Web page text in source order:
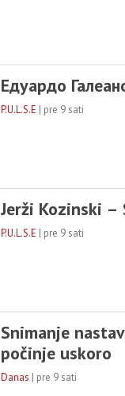
Едуардо
P.U.L.S.E | pre 9 sati
Jerži Kozinski
P.U.L.S.E | pre 9 sati
Snimanje
počinje uskoro
Danas | pre 9 sati